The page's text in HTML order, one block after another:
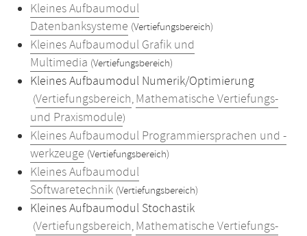
Kleines Aufbaumodul
Datenbanksysteme (Vertiefungsbereich)
Kleines Aufbaumodul Grafik und
Multimedia (Vertiefungsbereich)
Kleines Aufbaumodul Numerik/Optimierung
(Vertiefungsbereich, Mathematische Vertiefungs-
und Praxismodule)
Kleines Aufbaumodul Programmiersprachen und -
werkzeuge (Vertiefungsbereich)
Kleines Aufbaumodul
Softwaretechnik (Vertiefungsbereich)
Kleines Aufbaumodul Stochastik
(Vertiefungsbereich, Mathematische Vertiefungs-